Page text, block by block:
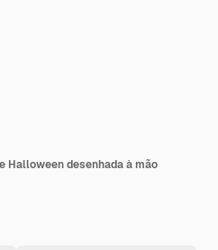
Halloween desenhada à mão